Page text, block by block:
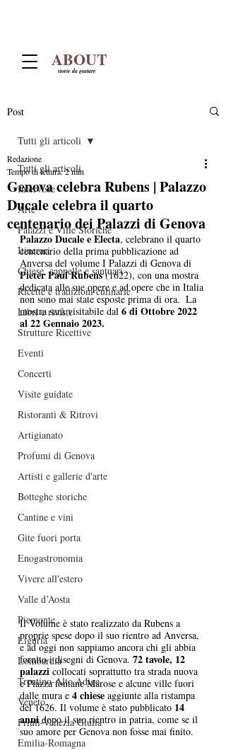
ABOUT
storie da gustare
Post
Tutti gli articoli
Interviste
Arte
Palazzi e Ville Storiche
Itinerari
Chiese, cappelle e santuari
Ricette e tradizioni culinarie
Libri e riviste
Strutture Ricettive
Eventi
Concerti
Visite guidate
Ristoranti & Ritrovi
Artigianato
Profumi di Genova
Artisti e gallerie d'arte
Botteghe storiche
Cantine e vini
Gite fuori porta
Enogastronomia
Vivere all'estero
Valle d’Aosta
Piemonte
Liguria
Lombardia
Trentino-Alto Adige
Veneto
Friuli-Venezia Giulia
Emilia-Romagna
Tutti gli articoli
Genova celebra Rubens | Palazzo
Ducale celebra il quarto
centenario dei Palazzi di Genova
Redazione
Tempo di lettura: 2 min
Palazzo Ducale e Electa, celebrano il quarto
centenario della prima pubblicazione ad
Anversa del volume I Palazzi di Genova di
Pieter Paul Rubens (1622), con una mostra
dedicata alle sue opere e ad opere che in Italia
non sono mai state esposte prima di ora.  La
mostra sarà visitabile dal 6 di Ottobre 2022
al 22 Gennaio 2023.
Il Volume è stato realizzato da Rubens a
proprie spese dopo il suo rientro ad Anversa,
e ad oggi non sappiamo ancora chi gli abbia
fornito i disegni di Genova. 72 tavole, 12
palazzi collocati soprattutto tra strada nuova
e Piazza fontane Marose e alcune ville fuori
dalle mura e 4 chiese aggiunte alla ristampa
del 1626. Il volume è stato pubblicato 14
anni dopo il suo rientro in patria, come se il
suo amore per Genova non fosse mai finito.